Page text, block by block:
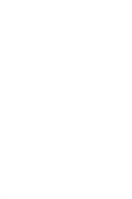
重庆代理记账-
渝酷味火锅招商
深圳爱美泉净水
【江北专业代办
重庆一般纳税人
0302_重庆工商